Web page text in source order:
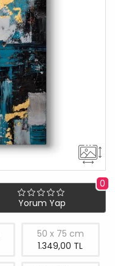
0
Yorum Yap
50 x 75 cm
1.349,00 TL